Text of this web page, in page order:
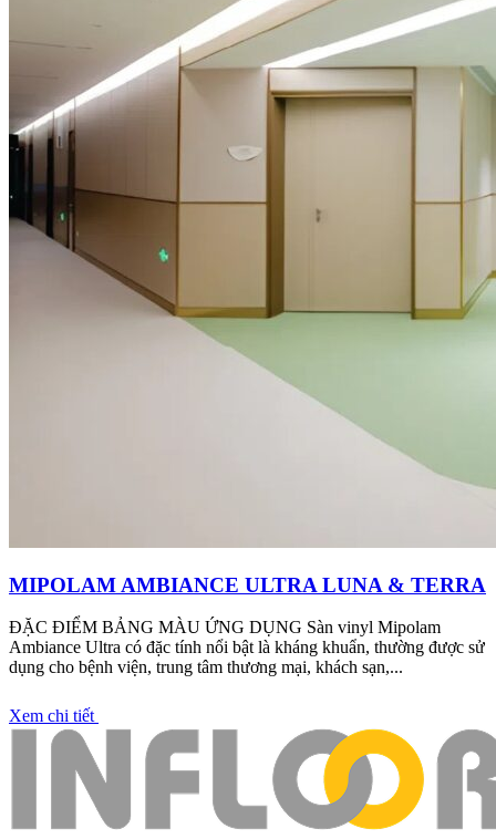
MIPOLAM AMBIANCE ULTRA LUNA & TERRA
ĐẶC ĐIỂM BẢNG MÀU ỨNG DỤNG Sàn vinyl Mipolam
Ambiance Ultra có đặc tính nổi bật là kháng khuẩn, thường được sử
dụng cho bệnh viện, trung tâm thương mại, khách sạn,...
Xem chi tiết